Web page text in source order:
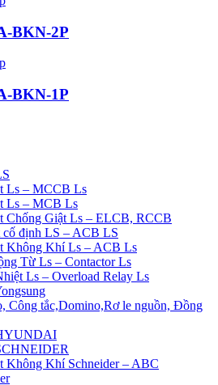
BKN-2P
BKN-1P
Ls – MCCB Ls
Ls – MCB Ls
Chống Giật Ls – ELCB, RCCB
cố định LS – ACB LS
Không Khí Ls – ACB Ls
Từ Ls – Contactor Ls
Ls – Overload Relay Ls
Công tắc,Domino,Rơ le nguồn, Đồng
Không Khí Schneider – ABC